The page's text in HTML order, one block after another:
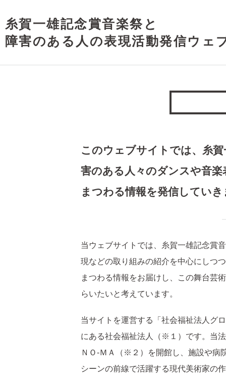
糸賀一雄記念賞音楽祭と
障害のある人の表現活動発信ウェ
このウェブサイトでは、糸
害のある人々のダンスや音
まつわる情報を発信していき
当ウェブサイトでは、糸賀一雄記念賞
現などの取り組みの紹介を中心にしつ
まつわる情報をお届けし、この舞台芸
らいたいと考えています。
当サイトを運営する「社会福祉法人グ
にある社会福祉法人（※１）です。当
ＮＯ-ＭＡ（※２）を開館し、施設や病
シーンの前線で活躍する現代美術家の